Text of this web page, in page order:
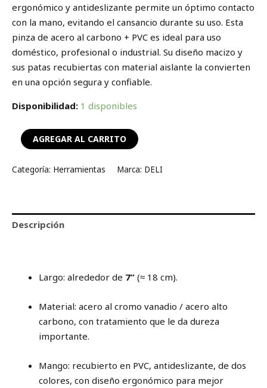
ergonómico y antideslizante permite un óptimo contacto
con la mano, evitando el cansancio durante su uso. Esta
pinza de acero al carbono + PVC es ideal para uso
doméstico, profesional o industrial. Su diseño macizo y
sus patas recubiertas con material aislante la convierten
en una opción segura y confiable.
Disponibilidad: 1 disponibles
AGREGAR AL CARRITO
Categoría: Herramientas Marca: DELI
Descripción
Largo: alrededor de 7” (≈ 18 cm).
Material: acero al cromo vanadio / acero alto
carbono, con tratamiento que le da dureza
importante.
Mango: recubierto en PVC, antideslizante, de dos
colores, con diseño ergonómico para mejor